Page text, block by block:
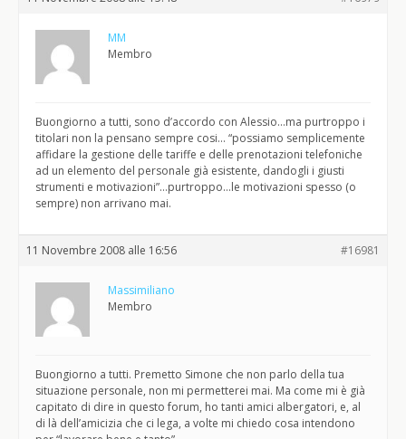
MM
Membro
Buongiorno a tutti, sono d’accordo con Alessio…ma purtroppo i
titolari non la pensano sempre cosi… “possiamo semplicemente
affidare la gestione delle tariffe e delle prenotazioni telefoniche
ad un elemento del personale già esistente, dandogli i giusti
strumenti e motivazioni”…purtroppo…le motivazioni spesso (o
sempre) non arrivano mai.
11 Novembre 2008 alle 16:56 #16981
Massimiliano
Membro
Buongiorno a tutti. Premetto Simone che non parlo della tua
situazione personale, non mi permetterei mai. Ma come mi è già
capitato di dire in questo forum, ho tanti amici albergatori, e, al
di là dell’amicizia che ci lega, a volte mi chiedo cosa intendono